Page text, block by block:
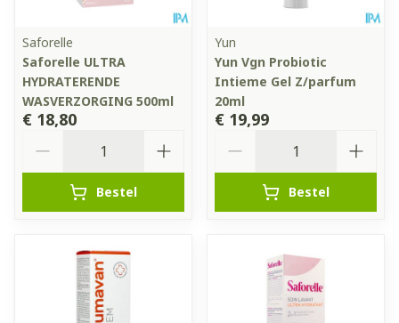
Saforelle
Saforelle ULTRA
HYDRATERENDE
WASVERZORGING 500ml
€ 18,80
Bestel
Yun
Yun Vgn Probiotic
Intieme Gel Z/parfum
20ml
€ 19,99
Bestel